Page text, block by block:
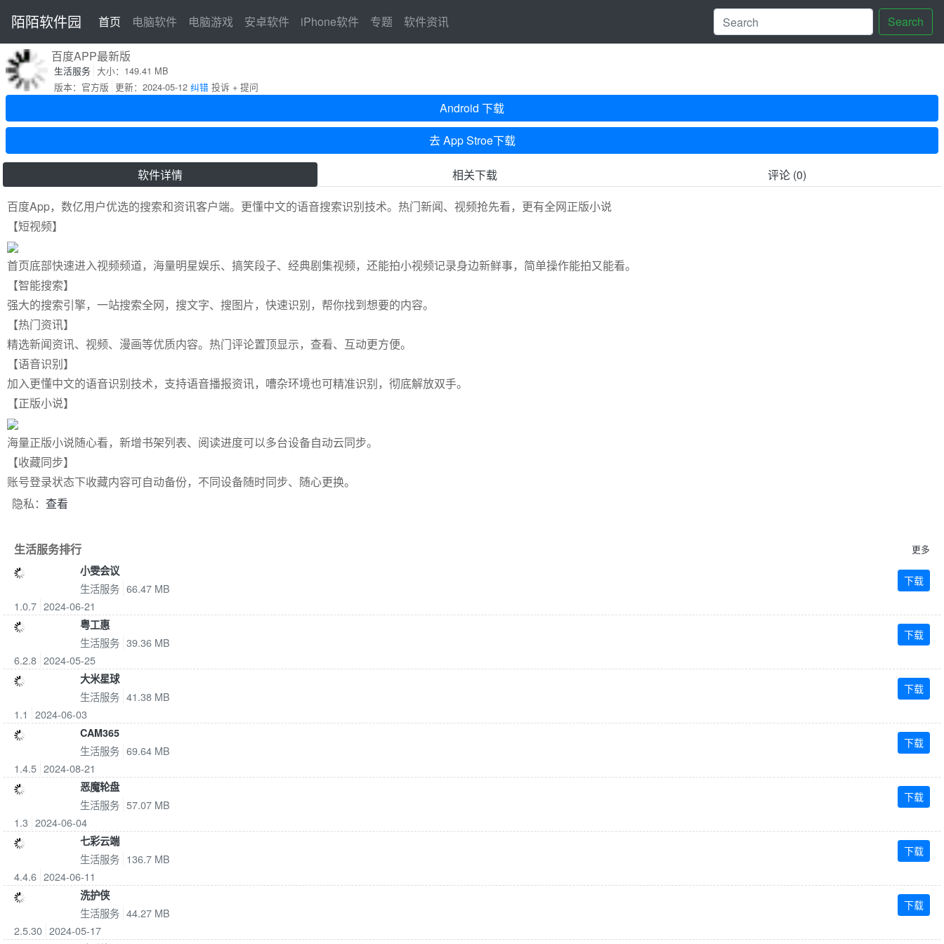
陌陌软件园 首页 首页
电脑软件 电脑游戏 安卓软件 iPhone软件 专题 软件资讯 Search
百度APP最新版
生活服务 大小：149.41 MB
版本：官方版 更新：2024-05-12 纠错投诉 + 提问
Android 下载
去 App Stroe下载
软件详情 相关下载
评论 (0)
百度App，数亿用户优选的搜索和资讯客户端。更懂中文的语音搜索识别技术。热门新闻、视频抢先看，更有全网正版小说
【短视频】
首页底部快速进入视频频道，海量明星娱乐、搞笑段子、经典剧集视频，还能拍小视频记录身边新鲜事，简单操作能拍又能看。
【智能搜索】
强大的搜索引擎，一站搜索全网，搜文字、搜图片，快速识别，帮你找到想要的内容。
【热门资讯】
精选新闻资讯、视频、漫画等优质内容。热门评论置顶显示，查看、互动更方便。
【语音识别】
加入更懂中文的语音识别技术，支持语音播报资讯，嘈杂环境也可精准识别，彻底解放双手。
【正版小说】
海量正版小说随心看，新增书架列表、阅读进度可以多台设备自动云同步。
【收藏同步】
账号登录状态下收藏内容可自动备份，不同设备随时同步、随心更换。
隐私：查看
生活服务排行 更多
小雯会议
生活服务 66.47 MB
1.0.7 2024-06-21
下载
粤工惠
生活服务 39.36 MB
6.2.8 2024-05-25
下载
大米星球
生活服务 41.38 MB
1.1
2024-06-03
下载
CAM365
生活服务 69.64 MB
1.4.5 2024-08-21
下载
恶魔轮盘
生活服务 57.07 MB
1.3 2024-06-04
下载
七彩云端
生活服务 136.7 MB
4.4.6 2024-06-11
下载
洗护侠
生活服务 44.27 MB
2.5.30 2024-05-17
下载